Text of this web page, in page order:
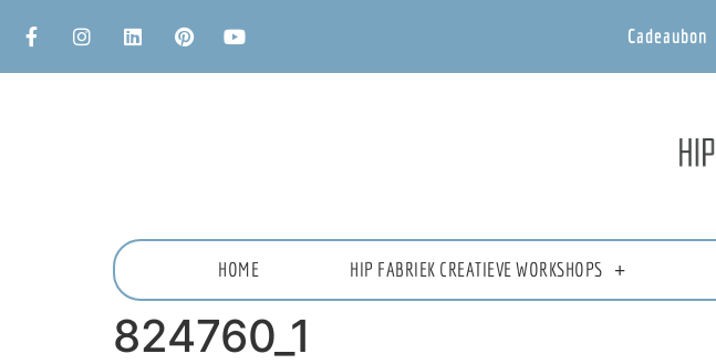
Cadeaubon
HOME HIP FABRIEK CREATIEVE WORKSHOPS
824760_1